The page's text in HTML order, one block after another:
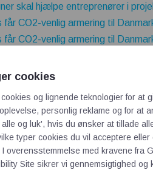
skal hjælpe entreprenører i
CO2-venlig armering til
CO2-venlig armering til
cookies
og lignende teknologier for at
personlig reklame og for at
og luk', hvis du ønsker at tillade
typer cookies du vil acceptere
I overensstemmelse med kravene fra
Site sikrer vi gennemsigtighed og